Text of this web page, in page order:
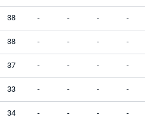
38 - - - -
38 - - - -
37 - - - -
33 - - - -
34 - - - -